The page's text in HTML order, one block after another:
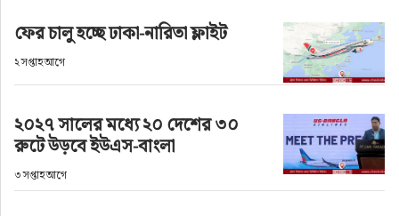
বিদেশযাত্রা
ফুড
ফের চালু হচ্ছে ঢাকা-নারিতা ফ্লাইট
২ সপ্তাহ আগে
২০২৭ সালের মধ্যে ২০ দেশের ৩০
রুটে উড়বে ইউএস-বাংলা
৩ সপ্তাহ আগে